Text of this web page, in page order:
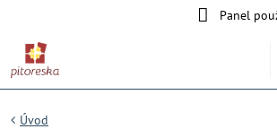
Panel
Úvod